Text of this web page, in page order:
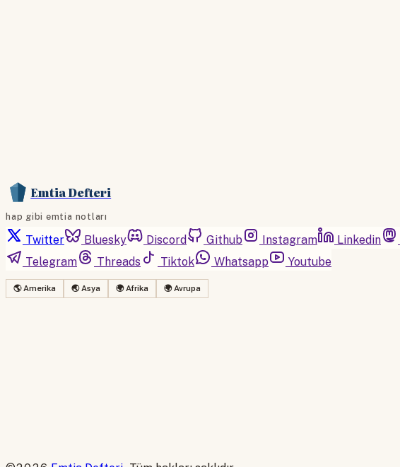
Emtia Defteri
hap gibi emtia notları
Twitter Bluesky Discord Github Instagram Linkedin
Telegram
Threads Tiktok Whatsapp Youtube
🌎 Amerika 🌏 Asya 🌍 Afrika 🌍 Avrupa